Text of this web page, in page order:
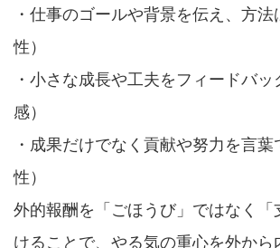
・仕事のゴールや背景を伝え、方
性）
・小さな成長や工夫をフィードバ
感）
・成果だけでなく貢献や努力を言
性）
外的報酬を「ごほうび」ではなく「
けることで、やる気の重心を外から